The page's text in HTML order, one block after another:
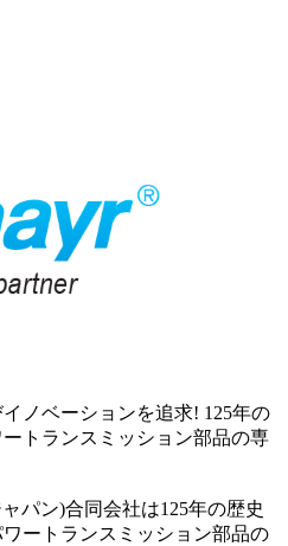
ノベーションを追求! 125年の
トランスミッション部品の専
パン)合同会社は125年の歴史
ートランスミッション部品の